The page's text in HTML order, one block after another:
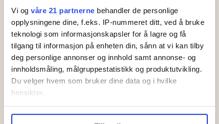
Vi og våre 21 partnerne behandler de personlige
opplysningene dine, f.eks. IP-nummeret ditt, ved å bruke
teknologi som informasjonskapsler for å lagre og få
tilgang til informasjon på enheten din, sånn at vi kan tilby
deg personlige annonser og innhold samt annonse- og
innholdsmåling, målgruppestatistikk og produktutvikling.
Du velger hvem som bruker dine data og i hvilke
hensikter.
Undermer infokan du lese om hvordan dine personlige
Vekterstreiken er over:
Tyra (25) har skreket opp
om rettighetene for
vekterlærlingene: – Nå